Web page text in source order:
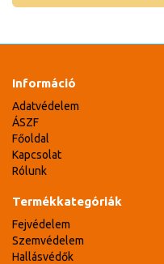
Információ
Adatvédelem
ÁSZF
Főoldal
Kapcsolat
Rólunk
Termékkategóriák
Fejvédelem
Szemvédelem
Hallásvédők